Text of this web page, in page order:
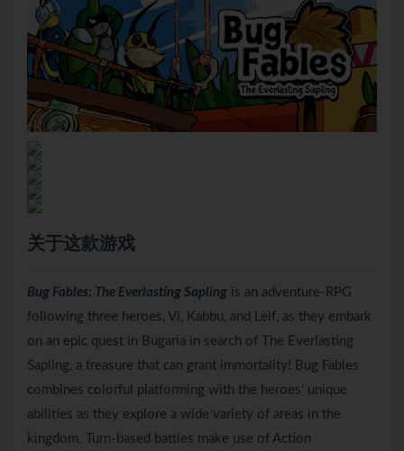
关于这款游戏
Bug Fables: The Everlasting Sapling is an adventure-RPG
following three heroes, Vi, Kabbu, and Leif, as they embark
on an epic quest in Bugaria in search of The Everlasting
Sapling, a treasure that can grant immortality! Bug Fables
combines colorful platforming with the heroes’ unique
abilities as they explore a wide variety of areas in the
kingdom. Turn-based battles make use of Action